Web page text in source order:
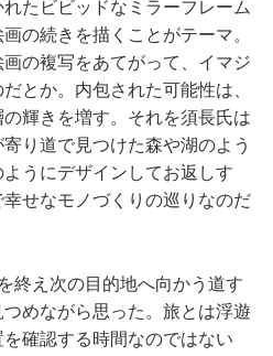
たビビッドなミラーフレーム
の続きを描くことがテーマ。
の複写をあてがって、イマジ
とか。内包された可能性は、
輝きを増す。それを須長氏は
り道で見つけた森や湖のよう
うにデザインしてお返しす
せなモノづくりの巡りなのだ
終え次の目的地へ向かう道す
めながら思った。旅とは浮遊
確認する時間なのではない